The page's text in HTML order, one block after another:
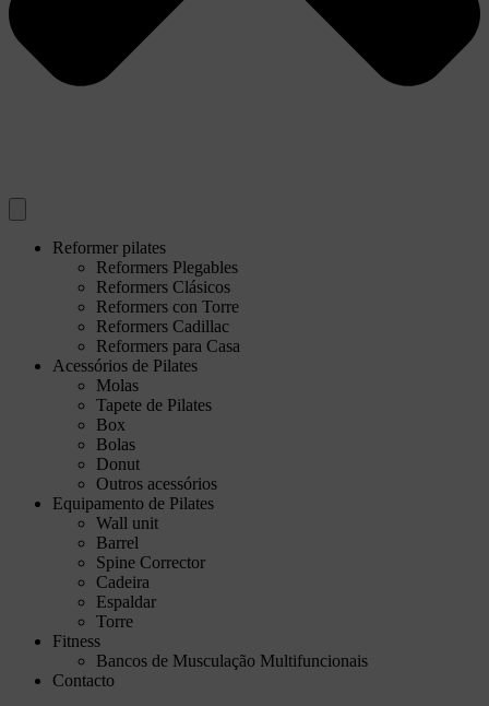
Reformer pilates
Reformers Plegables
Reformers Clásicos
Reformers con Torre
Reformers Cadillac
Reformers para Casa
Acessórios de Pilates
Molas
Tapete de Pilates
Box
Bolas
Donut
Outros acessórios
Equipamento de Pilates
Wall unit
Barrel
Spine Corrector
Cadeira
Espaldar
Torre
Fitness
Bancos de Musculação Multifuncionais
Contacto